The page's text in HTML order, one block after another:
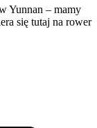
Yunnan – mamy
się tutaj na rower